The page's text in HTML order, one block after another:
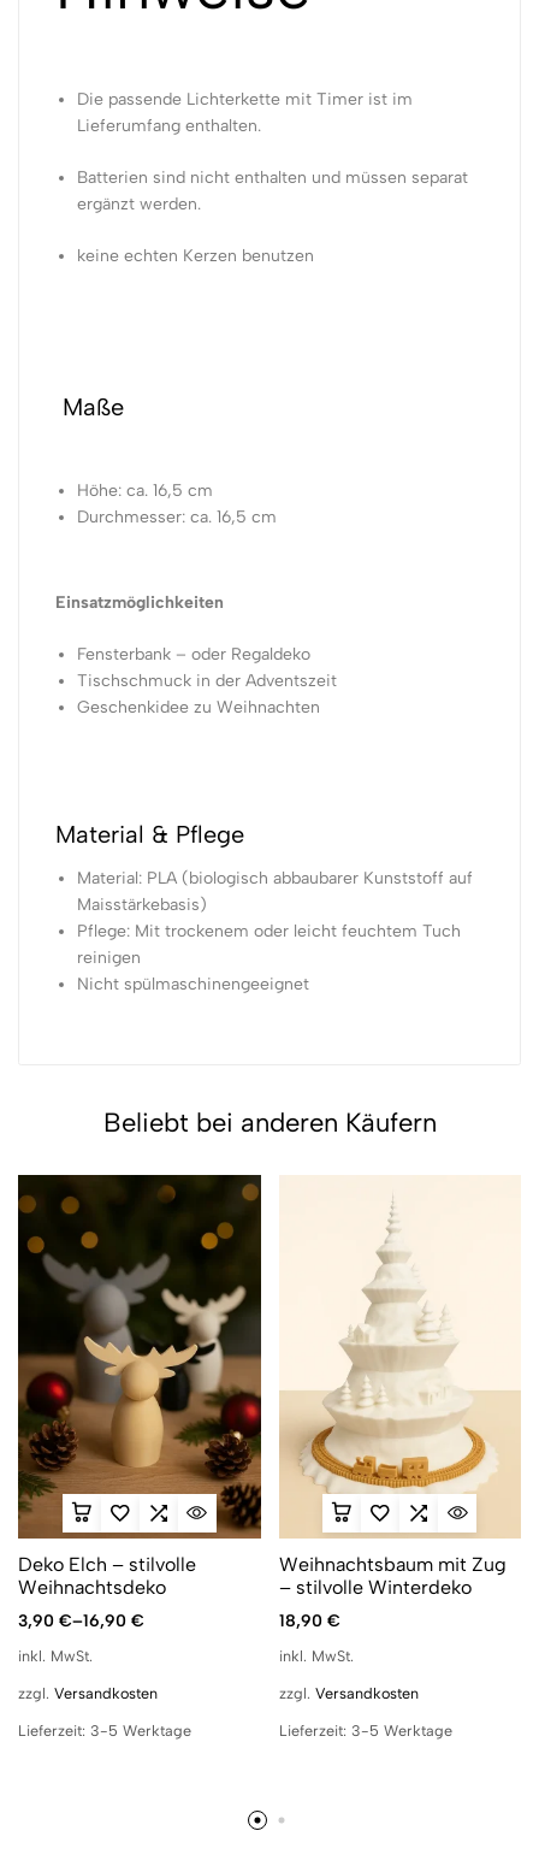
Die passende Lichterkette mit Timer ist im
Lieferumfang enthalten.
Batterien sind nicht enthalten und müssen separat
ergänzt werden.
keine echten Kerzen benutzen
Maße
Höhe: ca. 16,5 cm
Durchmesser: ca. 16,5 cm
Einsatzmöglichkeiten
Fensterbank – oder Regaldeko
Tischschmuck in der Adventszeit
Geschenkidee zu Weihnachten
Material & Pflege
Material: PLA (biologisch abbaubarer Kunststoff auf
Maisstärkebasis)
Pflege: Mit trockenem oder leicht feuchtem Tuch
reinigen
Nicht spülmaschinengeeignet
Beliebt bei anderen Käufern
Deko Elch – stilvolle
Weihnachtsdeko
3,90 €–16,90 €
inkl. MwSt.
zzgl. Versandkosten
Lieferzeit: 3-5 Werktage
Weihnachtsbaum mit Zug
– stilvolle Winterdeko
18,90 €
inkl. MwSt.
zzgl. Versandkosten
Lieferzeit: 3-5 Werktage